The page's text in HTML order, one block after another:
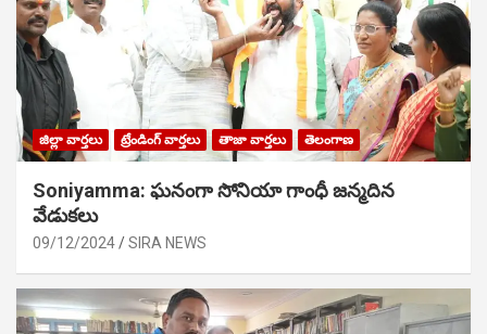
జిల్లా వార్తలు ట్రేండింగ్ వార్తలు తాజా వార్తలు తెలంగాణ
Soniyamma: ఘ‌నంగా సోనియా గాంధీ జ‌న్మ‌దిన
వేడుక‌లు
09/12/2024 SIRA NEWS